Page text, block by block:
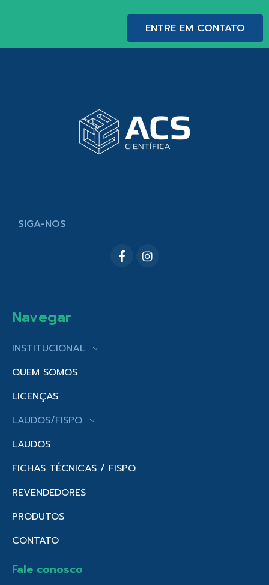
ENTRE EM CONTATO
SIGA-NOS
Navegar
INSTITUCIONAL
QUEM SOMOS
LICENÇAS
LAUDOS/FISPQ
LAUDOS
FICHAS TÉCNICAS / FISPQ
REVENDEDORES
PRODUTOS
CONTATO
Fale conosco